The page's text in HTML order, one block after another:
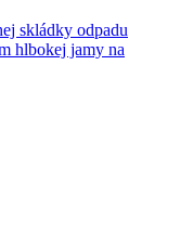
skládky odpadu
hlbokej jamy na